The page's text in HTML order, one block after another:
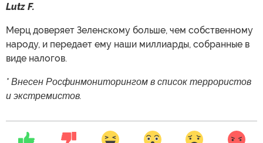
Lutz F.
Мерц доверяет Зеленскому больше, чем собственному
народу, и передает ему наши миллиарды, собранные в
виде налогов.
* Внесен Росфинмониторингом в список террористов
и экстремистов.